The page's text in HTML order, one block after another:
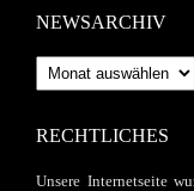
NEWSARCHIV
Newsarchiv
RECHTLICHES
Unsere Internetseite